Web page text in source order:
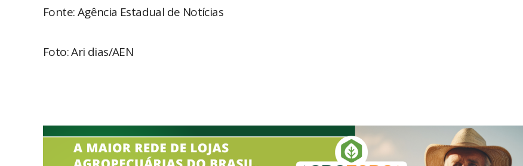
Fonte: Agência Estadual de Notícias
Foto: Ari dias/AEN